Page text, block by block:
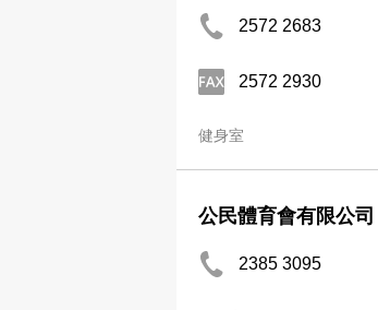
2572 2683
2572 2930
健身室
公民體育會有限公司
2385 3095